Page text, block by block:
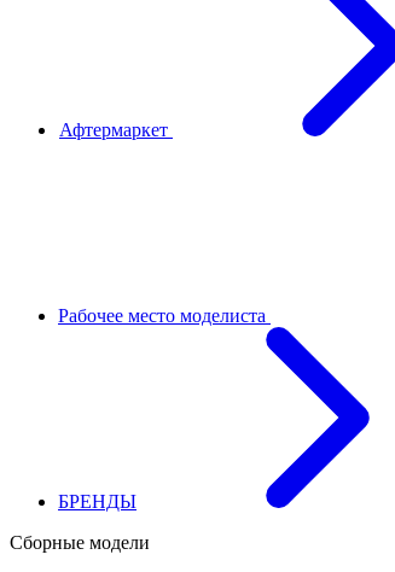
Афтермаркет
Рабочее место моделиста
БРЕНДЫ
Сборные модели